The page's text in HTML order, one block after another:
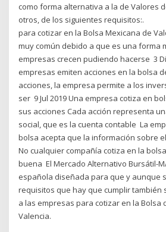
como forma alternativa a la de Valores
otros, de los siguientes requisitos:.
para cotizar en la Bolsa Mexicana de
muy común debido a que es una forma
empresas crecen pudiendo hacerse 3
empresas emiten acciones en la bolsa
acciones, la empresa permite a los
ser 9 Jul 2019 Una empresa cotiza en
sus acciones Cada acción representa
social, que es la cuenta contable La
bolsa acepta que la información sobre
No cualquier compañía cotiza en la
buena El Mercado Alternativo Bursátil-
española diseñada para que y aunque
requisitos que hay que cumplir también
a las empresas para cotizar en la Bolsa
Valencia.